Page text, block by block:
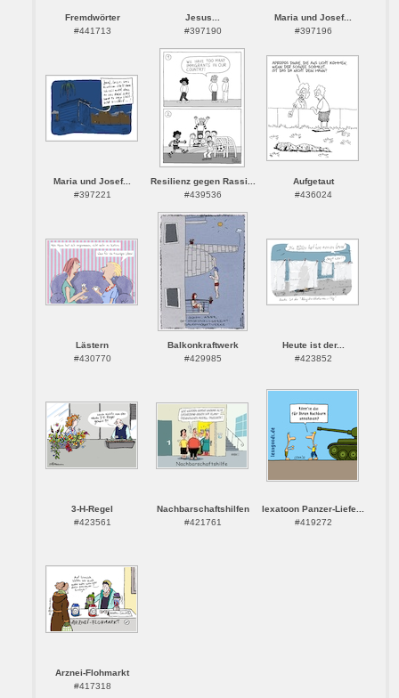
Fremdwörter
#441713
Jesus...
#397190
Maria und Josef...
#397196
Maria und Josef...
#397221
Resilienz gegen Rassi...
#439536
Aufgetaut
#436024
Lästern
#430770
Balkonkraftwerk
#429985
Heute ist der...
#423852
3-H-Regel
#423561
Nachbarschaftshilfen
#421761
lexatoon Panzer-Liefe...
#419272
Arznei-Flohmarkt
#417318